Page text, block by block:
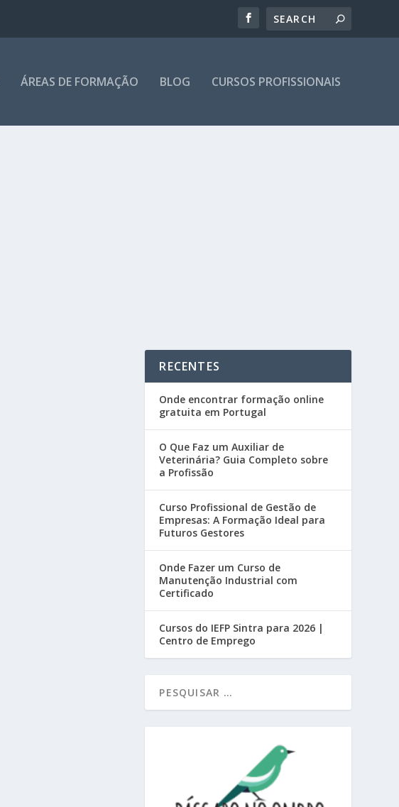
ÁREAS DE FORMAÇÃO BLOG CURSOS PROFISSIONAIS
RECENTES
Onde encontrar formação online
gratuita em Portugal
O Que Faz um Auxiliar de
Veterinária? Guia Completo sobre
a Profissão
Curso Profissional de Gestão de
Empresas: A Formação Ideal para
Futuros Gestores
Onde Fazer um Curso de
Manutenção Industrial com
Certificado
Cursos do IEFP Sintra para 2026 |
Centro de Emprego